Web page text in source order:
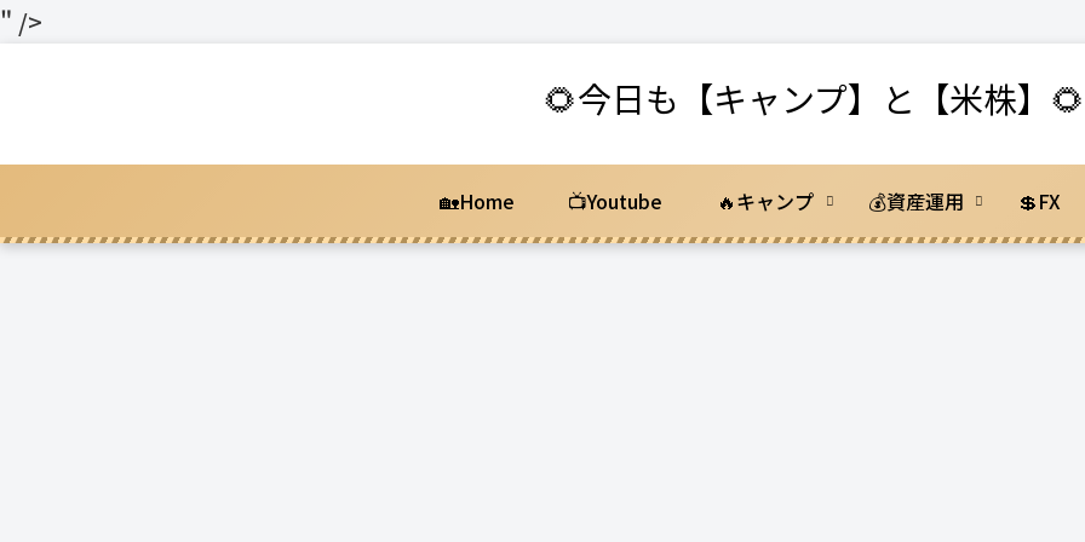
" />
🌻今日も【キャンプ】と【米株】🌻
🏡Home 📺Youtube 🔥キャンプ 💰資産運用 💲FX